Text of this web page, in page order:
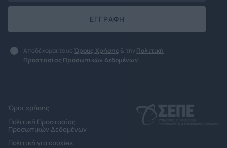
ΕΓΓΡΑΦΗ
Αποδέχομαι τους Όρους Χρήσης & την Πολιτική
Προστασίας Προσωπικών Δεδομένων
Όροι χρήσης
Πολιτική Προστασίας
Προσωπικών Δεδομένων
Πολιτική για cookies